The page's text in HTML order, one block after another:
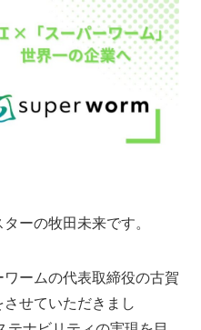
ーの牧田未来です。
ームの代表取締役の古賀
せていただきまし